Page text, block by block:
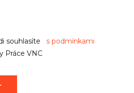
souhlasíte s podmínkami
VNC